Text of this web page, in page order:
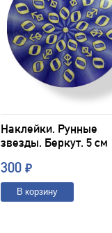
Наклейки. Рунные
звезды. Беркут. 5 см
300 ₽
В корзину